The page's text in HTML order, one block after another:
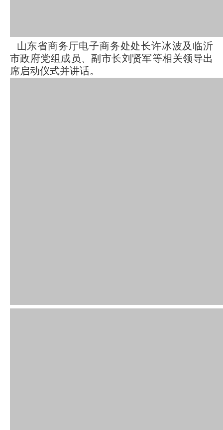
山东省商务厅电子商务处处长许冰波及临沂
市政府党组成员、副市长刘贤军等相关领导出
席启动仪式并讲话。